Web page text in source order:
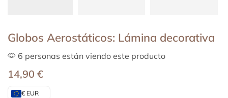
Globos Aerostáticos: Lámina decorativa
6 personas están viendo este producto
14,90 €
€ EUR